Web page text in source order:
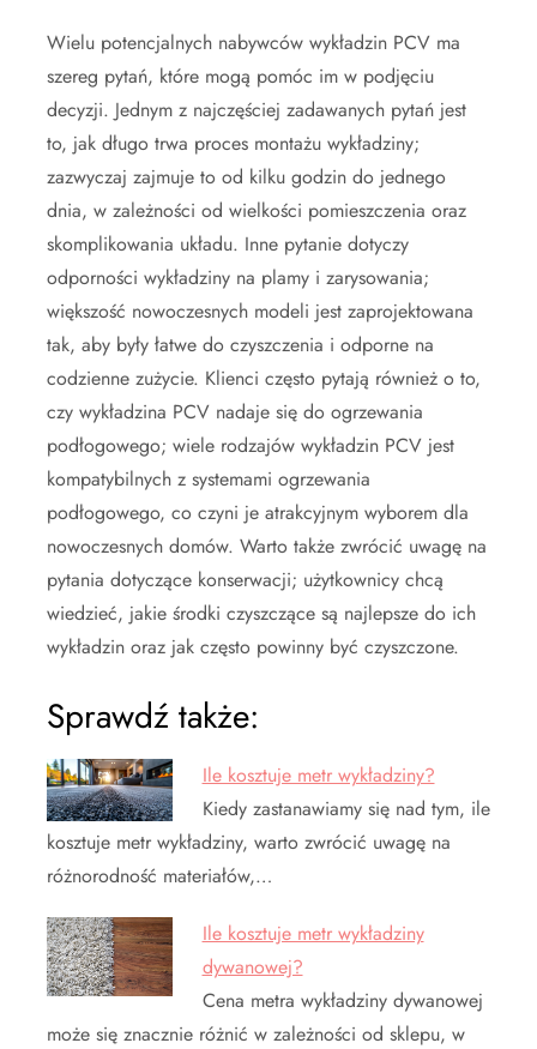
Wielu potencjalnych nabywców wykładzin PCV ma
szereg pytań, które mogą pomóc im w podjęciu
decyzji. Jednym z najczęściej zadawanych pytań jest
to, jak długo trwa proces montażu wykładziny;
zazwyczaj zajmuje to od kilku godzin do jednego
dnia, w zależności od wielkości pomieszczenia oraz
skomplikowania układu. Inne pytanie dotyczy
odporności wykładziny na plamy i zarysowania;
większość nowoczesnych modeli jest zaprojektowana
tak, aby były łatwe do czyszczenia i odporne na
codzienne zużycie. Klienci często pytają również o to,
czy wykładzina PCV nadaje się do ogrzewania
podłogowego; wiele rodzajów wykładzin PCV jest
kompatybilnych z systemami ogrzewania
podłogowego, co czyni je atrakcyjnym wyborem dla
nowoczesnych domów. Warto także zwrócić uwagę na
pytania dotyczące konserwacji; użytkownicy chcą
wiedzieć, jakie środki czyszczące są najlepsze do ich
wykładzin oraz jak często powinny być czyszczone.
Sprawdź także:
Ile kosztuje metr wykładziny?
Kiedy zastanawiamy się nad tym, ile
kosztuje metr wykładziny, warto zwrócić uwagę na
różnorodność materiałów,…
Ile kosztuje metr wykładziny
dywanowej?
Cena metra wykładziny dywanowej
może się znacznie różnić w zależności od sklepu, w